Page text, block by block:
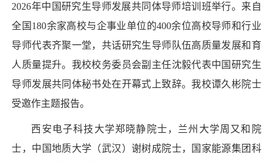
2026年中国研究生导师发展共同体导师培训班举行。来自
全国180余家高校与企事业单位的400余位高校导师和行业
导师代表齐聚一堂，共话研究生导师队伍高质量发展和育
人质量提升。我校校务委员会副主任沈毅代表中国研究生
导师发展共同体秘书处在开幕式上致辞。我校谭久彬院士
受邀作主题报告。
西安电子科技大学郑晓静院士，兰州大学周又和院
士，中国地质大学（武汉）谢树成院士，国家能源集团科